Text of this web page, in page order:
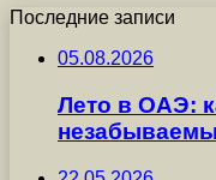
Последние записи
05.08.2026
Лето в ОАЭ: